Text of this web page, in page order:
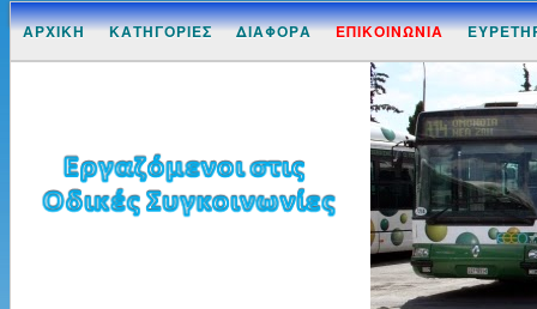
ΑΡΧΙΚΗ ΚΑΤΗΓΟΡΙΕΣ ΔΙΑΦΟΡΑ ΕΠΙΚΟΙΝΩΝΙΑ